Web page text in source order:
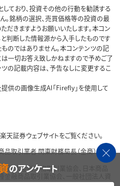
ており、投資その他の行動を勧誘する
。銘柄の選択、売買価格等の投資の最
だきますようお願いいたします。本コン
判断した情報源から入手したものです
のではありません。本コンテンツの記
一切お答え致しかねますので予めご了
ツの記載内容は、予告なしに変更するこ
供の画像生成AI「Firefly」を使用して
証券ウェブサイトをご覧ください。
取引業者 関東財務局長（金商）第195
法人金融先物取引業協会、日本商品
金融商品取引業協会、一般社団法人資
のアンケート